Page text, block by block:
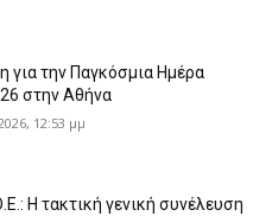
για την Παγκόσμια Ημέρα
στην Αθήνα
12:53 μμ
Η τακτική γενική συνέλευση